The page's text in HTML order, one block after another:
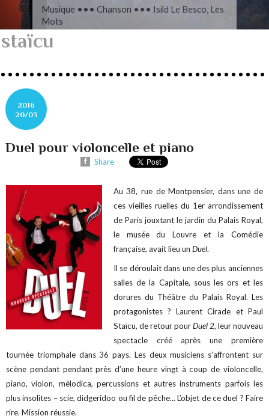
Musique ••• Classique ••• Fanny
Mendelssohn, Das Jahr
staïcu
2016
20/03
Duel pour violoncelle et piano
Share
Au 38, rue de Montpensier, dans une de
ces vieilles ruelles du 1er arrondissement
de Paris jouxtant le jardin du Palais Royal,
le musée du Louvre et la Comédie
française, avait lieu un Duel.
Il se déroulait dans une des plus anciennes
salles de la Capitale, sous les ors et les
dorures du Théâtre du Palais Royal. Les
protagonistes ? Laurent Cirade et Paul
Staïcu, de retour pourDuel 2, leur nouveau
spectacle créé après une première
tournée triomphale dans 36 pays. Les deux musiciens s’affrontent sur
scène pendant pendant près d’une heure vingt à coup de violoncelle,
piano, violon, mélodica, percussions et autres instruments parfois les
plus insolites – scie, didgeridoo ou fil de pêche... L’objet de ce duel ? Faire
rire. Mission réussie.